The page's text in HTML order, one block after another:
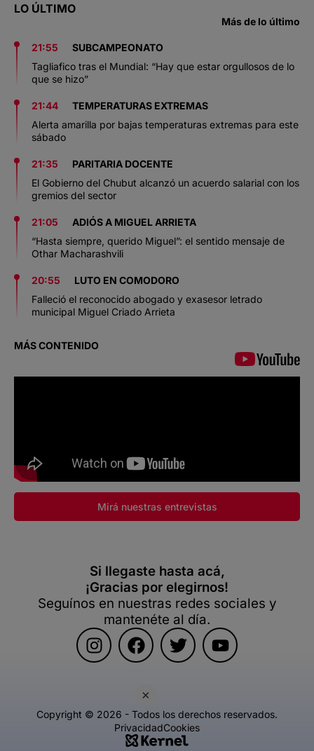
×
LO ÚLTIMO
Más de lo último
21:55
SUBCAMPEONATO
Tagliafico tras el Mundial: “Hay que estar orgullosos de lo
que se hizo”
21:44
TEMPERATURAS EXTREMAS
Alerta amarilla por bajas temperaturas extremas para este
sábado
21:35
PARITARIA DOCENTE
El Gobierno del Chubut alcanzó un acuerdo salarial con los
gremios del sector
21:05
ADIÓS A MIGUEL ARRIETA
“Hasta siempre, querido Miguel”: el sentido mensaje de
Othar Macharashvili
20:55
LUTO EN COMODORO
Falleció el reconocido abogado y exasesor letrado
municipal Miguel Criado Arrieta
MÁS CONTENIDO
Mirá nuestras entrevistas
Si llegaste hasta acá,
¡Gracias por elegirnos!
Seguínos en nuestras redes sociales y
mantenéte al día.
Copyright © 2026 - Todos los derechos reservados.
PrivacidadCookies